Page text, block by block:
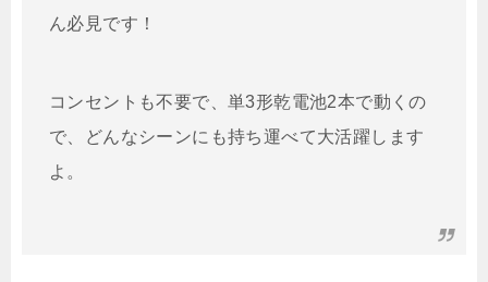
ん必見です！
コンセントも不要で、単3形乾電池2本で動くの
で、どんなシーンにも持ち運べて大活躍します
よ。